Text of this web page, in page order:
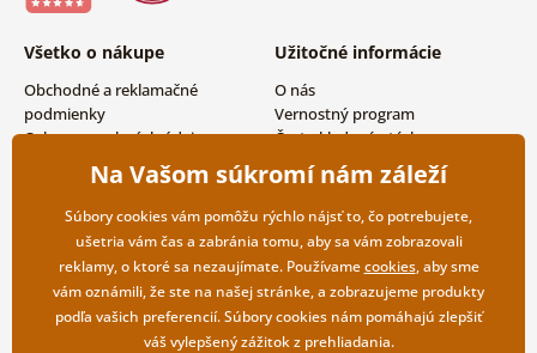
Všetko o nákupe
Obchodné a reklamačné
podmienky
Ochrana osobných údajov
Možnosti dopravy a platby
Vrátenie tovaru
Užitočné informácie
O nás
Vernostný program
Často kladené otázky
Magazín
Kontakty
Veľkoobchodná spolupráca
Na Vašom súkromí nám záleží
Súbory cookies vám pomôžu rýchlo nájsť to, čo potrebujete,
ušetria vám čas a zabránia tomu, aby sa vám zobrazovali
reklamy, o ktoré sa nezaujímate. Používamecookies, aby sme
vám oznámili, že ste na našej stránke, a zobrazujeme produkty
podľa vašich preferencií. Súbory cookies nám pomáhajú zlepšiť
váš vylepšený zážitok z prehliadania.